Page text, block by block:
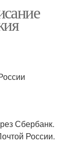
Сбербанк.
России.